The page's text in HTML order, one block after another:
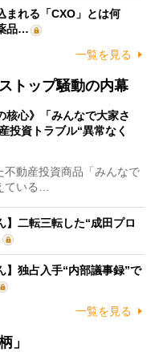
まれる「CXO」とは何
品…
一覧を見る
トップ騒動の内幕
核心》「みんなで大家さ
投資トラブル“異常なく
動産投資商品「みんなで
ている…
】二転三転した“成田プロ
】独占入手“内部議事録”で
一覧を見る
」